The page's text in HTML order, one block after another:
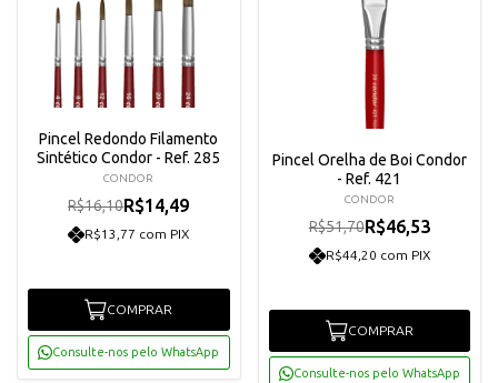
Pincel Redondo Filamento
Sintético Condor - Ref. 285
CONDOR
R$16,10R$14,49
R$13,77 com PIX
COMPRAR
Consulte-nos pelo WhatsApp
Pincel Orelha de Boi Condor
- Ref. 421
CONDOR
R$51,70R$46,53
R$44,20 com PIX
COMPRAR
Consulte-nos pelo WhatsApp